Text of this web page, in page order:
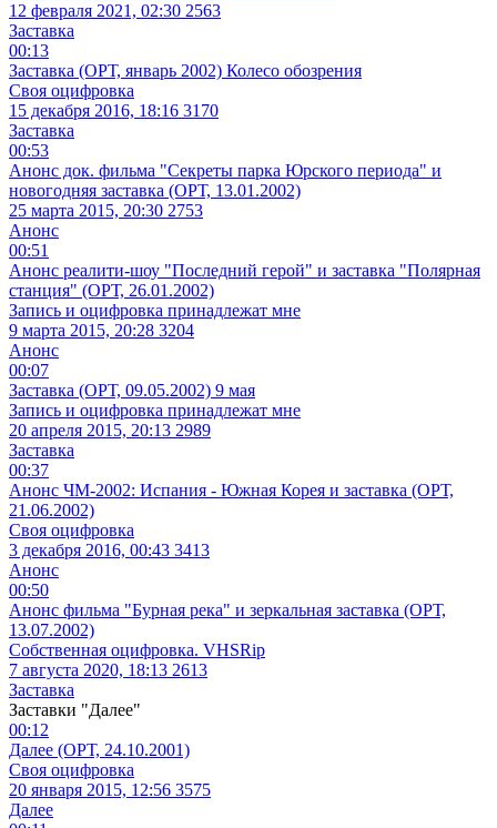
12 февраля 2021, 02:30 2563
Заставка
00:13
Заставка (ОРТ, январь 2002) Колесо обозрения
Своя оцифровка
15 декабря 2016, 18:16 3170
Заставка
00:53
Анонс док. фильма "Секреты парка Юрского периода" и
новогодняя заставка (ОРТ, 13.01.2002)
25 марта 2015, 20:30 2753
Анонс
00:51
Анонс реалити-шоу "Последний герой" и заставка "Полярная
станция" (ОРТ, 26.01.2002)
Запись и оцифровка принадлежат мне
9 марта 2015, 20:28 3204
Анонс
00:07
Заставка (ОРТ, 09.05.2002) 9 мая
Запись и оцифровка принадлежат мне
20 апреля 2015, 20:13 2989
Заставка
00:37
Анонс ЧМ-2002: Испания - Южная Корея и заставка (ОРТ,
21.06.2002)
Своя оцифровка
3 декабря 2016, 00:43 3413
Анонс
00:50
Анонс фильма "Бурная река" и зеркальная заставка (ОРТ,
13.07.2002)
Собственная оцифровка. VHSRip
7 августа 2020, 18:13 2613
Заставка
Заставки "Далее"
00:12
Далее (ОРТ, 24.10.2001)
Своя оцифровка
20 января 2015, 12:56 3575
Далее